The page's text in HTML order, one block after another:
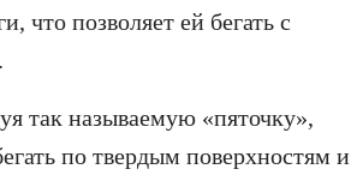
что позволяет ей бегать с
так называемую «пяточку»,
по твердым поверхностям и